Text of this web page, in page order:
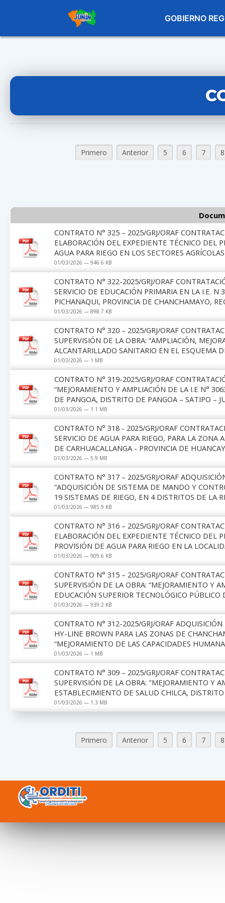
GOBIERNO
Primero Anterior 5 6 7 8
CONTRATO N° 325 – 2025/GRJ/ORAF
ELABORACIÓN DEL EXPEDIENTE TÉCNICO DEL
AGUA PARA RIEGO EN LOS SECTORES
01/03/2026 — 946.6 KB
CONTRATO N° 322-2025/GRJ/ORAF
SERVICIO DE EDUCACIÓN PRIMARIA EN LA I.E.
PICHANAQUI, PROVINCIA DE CHANCHAMAYO,
01/03/2026 — 898.7 KB
CONTRATO N° 320 – 2025/GRJ/ORAF
SUPERVISIÓN DE LA OBRA: “AMPLIACIÓN,
ALCANTARILLADO SANITARIO EN EL ESQUEMA
01/03/2026 — 1 MB
CONTRATO N° 319-2025/GRJ/ORAF
“MEJORAMIENTO Y AMPLIACIÓN DE LA I.E N°
DE PANGOA, DISTRITO DE PANGOA – SATIPO –
01/03/2026 — 1.1 MB
CONTRATO N° 318 - 2025/GRJ/ORAF
SERVICIO DE AGUA PARA RIEGO, PARA LA
DE CARHUACALLANGA - PROVINCIA DE
01/03/2026 — 5.9 MB
CONTRATO N° 317 – 2025/GRJ/ORAF
“ADQUISICIÓN DE SISTEMA DE MANDO Y
19 SISTEMAS DE RIEGO, EN 4 DISTRITOS DE LA
01/03/2026 — 985.9 KB
CONTRATO N° 316 – 2025/GRJ/ORAF
ELABORACIÓN DEL EXPEDIENTE TÉCNICO DEL
PROVISIÓN DE AGUA PARA RIEGO EN LA
01/03/2026 — 909.6 KB
CONTRATO N° 315 – 2025/GRJ/ORAF
SUPERVISIÓN DE LA OBRA: “MEJORAMIENTO Y
EDUCACIÓN SUPERIOR TECNOLÓGICO
01/03/2026 — 939.2 KB
CONTRATO N° 312-2025/GRJ/ORAF
HY-LINE BROWN PARA LAS ZONAS DE
“MEJORAMIENTO DE LAS CAPACIDADES
01/03/2026 — 1 MB
CONTRATO N° 309 – 2025/GRJ/ORAF
SUPERVISIÓN DE LA OBRA: "MEJORAMIENTO Y
ESTABLECIMIENTO DE SALUD CHILCA,
01/03/2026 — 1.3 MB
Primero Anterior 5 6 7 8